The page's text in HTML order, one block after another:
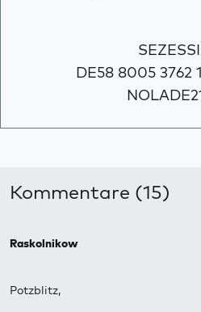
DE58 8005 3762
Kommentare (15)
Raskolnikow
Potzblitz,